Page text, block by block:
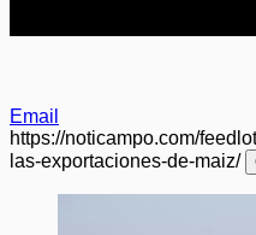
Email
https://noticampo.com/
las-exportaciones-de-maiz/